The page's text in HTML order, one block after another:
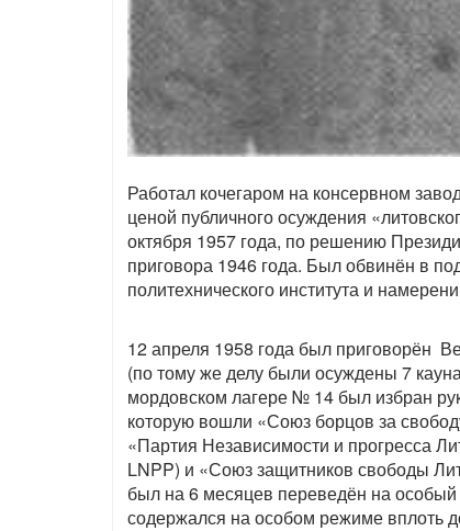
Работал кочегаром на консервном
ценой публичного осуждения
октября 1957 года, по решению
приговора 1946 года. Был обвинён в
политехнического института и
12 апреля 1958 года был приговорён
(по тому же делу были осуждены 7
мордовском лагере № 14 был избран
которую вошли «Союз борцов за
«Партия Независимости и прогресса
LNPP) и «Союз защитников свободы
был на 6 месяцев переведён на
содержался на особом режиме вплоть